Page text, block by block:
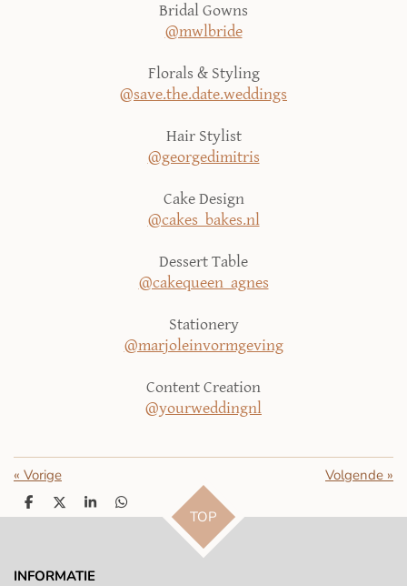
Bridal Gowns
@mwlbride
Florals & Styling
@save.the.date.weddings
Hair Stylist
@georgedimitris
Cake Design
@cakes_bakes.nl
Dessert Table
@cakequeen_agnes
Stationery
@marjoleinvormgeving
Content Creation
@yourweddingnl
« Vorige Volgende »
D
e
D
e
S
h
D
e
TOP
INFORMATIE